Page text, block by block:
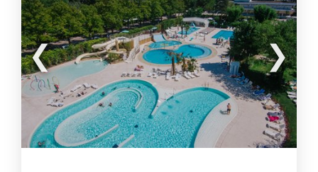
Romans d'Isonzo
Ronchi dei Legionari
Sagrado
San Floriano del Collio
San Lorenzo Isontino
San Pier d'Isonzo
Savogna d'Isonzo
Staranzano